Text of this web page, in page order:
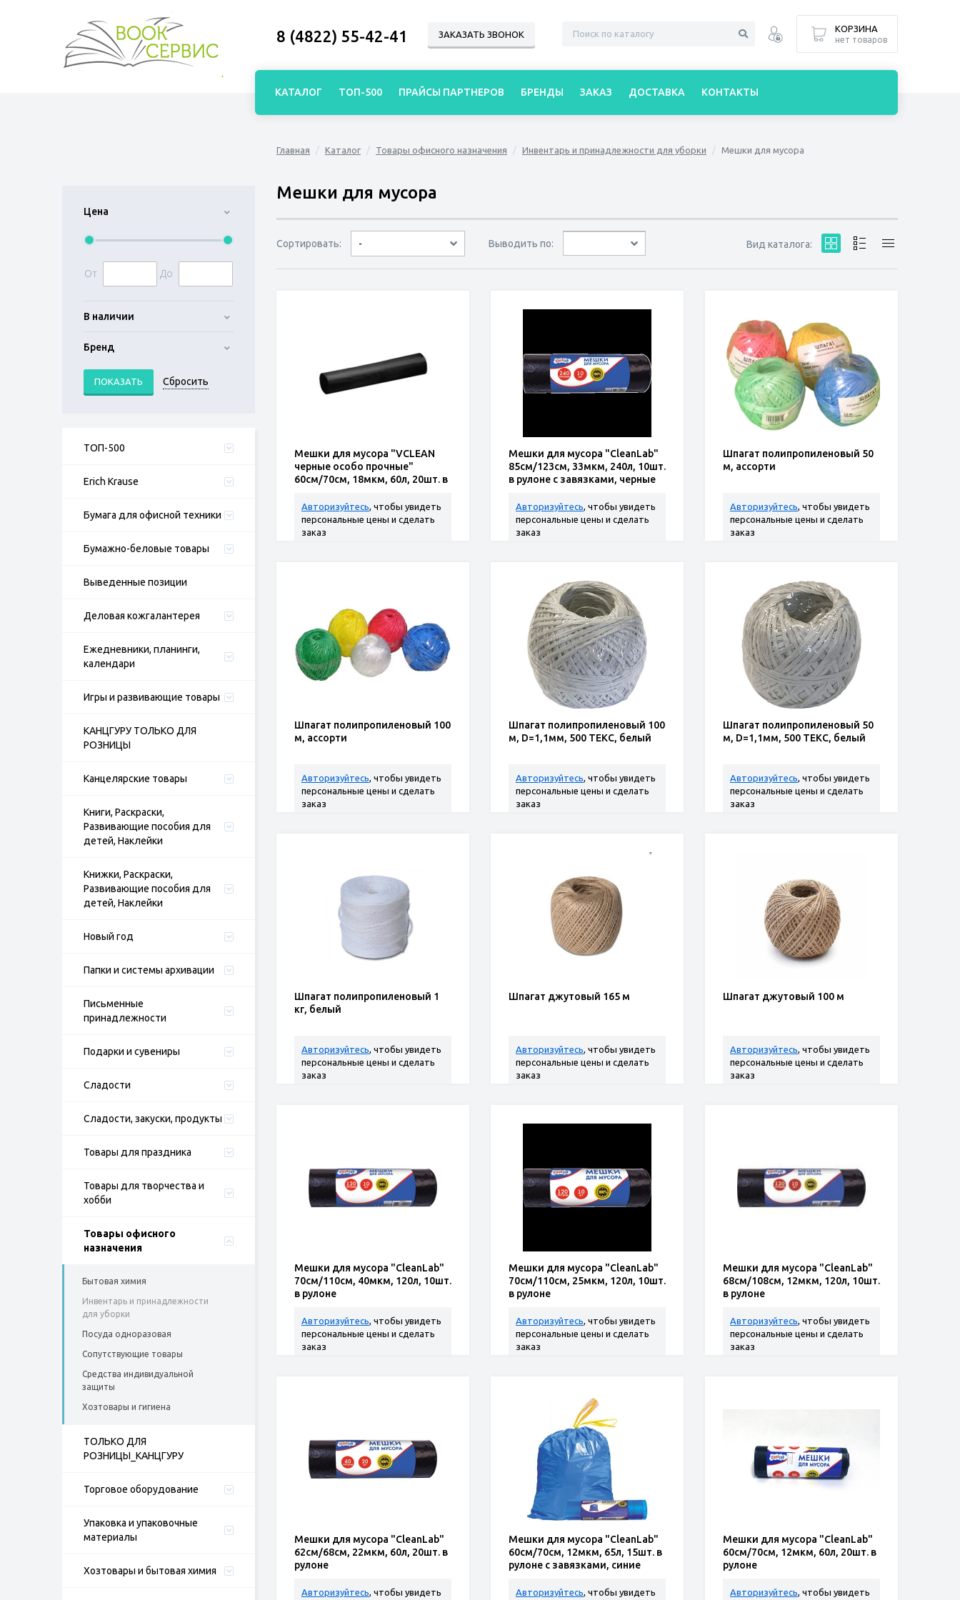
Цена
От До
В наличии
Бренд
ТОП-500
Erich Krause
Бумага для офисной техники
Бумажно-беловые товары
Выведенные позиции
Деловая кожгалантерея
Ежедневники, планинги,
календари
Игры и развивающие товары
КАНЦГУРУ ТОЛЬКО ДЛЯ
РОЗНИЦЫ
Канцелярские товары
Книги, Раскраски,
Развивающие пособия для
детей, Наклейки
Книжки, Раскраски,
Развивающие пособия для
детей, Наклейки
Новый год
Папки и системы архивации
Письменные
принадлежности
Подарки и сувениры
Сладости
Сладости, закуски, продукты
Товары для праздника
Товары для творчества и
хобби
Товары офисного
назначения
Бытовая химия
Инвентарь и принадлежности
для уборки
Посуда одноразовая
Сопутствующие товары
Средства индивидуальной
защиты
Хозтовары и гигиена
ТОЛЬКО ДЛЯ
РОЗНИЦЫ_КАНЦГУРУ
Торговое оборудование
Упаковка и упаковочные
материалы
Хозтовары и бытовая химия
Главная Каталог Товары офисного назначения Инвентарь и принадлежности для уборки Мешки для мусора
Мешки для мусора
Сортировать: -
по дате
по популярности
сначала дешёвые
сначала дорогие
Выводить по: Вид каталога:
Мешки для мусора "VCLEAN
черные особо прочные"
60см/70см, 18мкм, 60л, 20шт. в
Авторизуйтесь, чтобы увидеть
персональные цены и сделать
заказ
Мешки для мусора "CleanLab"
85см/123см, 33мкм, 240л, 10шт.
в рулоне с завязками, черные
Авторизуйтесь, чтобы увидеть
персональные цены и сделать
заказ
Шпагат полипропиленовый 50
м, ассорти
Авторизуйтесь, чтобы увидеть
персональные цены и сделать
заказ
Шпагат полипропиленовый 100
м, ассорти
Авторизуйтесь, чтобы увидеть
персональные цены и сделать
заказ
Шпагат полипропиленовый 100
м, D=1,1мм, 500 ТЕКС, белый
Авторизуйтесь, чтобы увидеть
персональные цены и сделать
заказ
Шпагат полипропиленовый 50
м, D=1,1мм, 500 ТЕКС, белый
Авторизуйтесь, чтобы увидеть
персональные цены и сделать
заказ
Шпагат полипропиленовый 1
кг, белый
Авторизуйтесь, чтобы увидеть
персональные цены и сделать
заказ
Шпагат джутовый 165 м
Авторизуйтесь, чтобы увидеть
персональные цены и сделать
заказ
Шпагат джутовый 100 м
Авторизуйтесь, чтобы увидеть
персональные цены и сделать
заказ
Мешки для мусора "CleanLab"
70см/110см, 40мкм, 120л, 10шт.
в рулоне
Авторизуйтесь, чтобы увидеть
персональные цены и сделать
заказ
Мешки для мусора "CleanLab"
70см/110см, 25мкм, 120л, 10шт.
в рулоне
Авторизуйтесь, чтобы увидеть
персональные цены и сделать
заказ
Мешки для мусора "CleanLab"
68см/108см, 12мкм, 120л, 10шт.
в рулоне
Авторизуйтесь, чтобы увидеть
персональные цены и сделать
заказ
Мешки для мусора "CleanLab"
62см/68см, 22мкм, 60л, 20шт. в
рулоне
Авторизуйтесь, чтобы увидеть
Мешки для мусора "CleanLab"
60см/70см, 12мкм, 65л, 15шт. в
рулоне с завязками, синие
Авторизуйтесь, чтобы увидеть
Мешки для мусора "CleanLab"
60см/70см, 12мкм, 60л, 20шт. в
рулоне
Авторизуйтесь, чтобы увидеть
8 (4822) 55-42-41 ЗАКАЗАТЬ ЗВОНОК
КОРЗИНА
нет товаров
КАТАЛОГ ТОП-500 ПРАЙСЫ ПАРТНЕРОВ БРЕНДЫ ЗАКАЗ ДОСТАВКА КОНТАКТЫ